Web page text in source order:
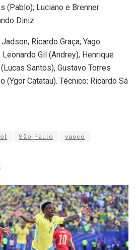
(Pablo); Luciano e Brenner
Diniz
Ricardo Graça; Yago
Gil (Andrey), Henrique
Santos), Gustavo Torres
(Ygor Catatau). Técnico: Ricardo Sá
São Paulo vasco